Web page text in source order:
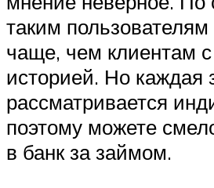
таким
чаще, чем клиентам
историей. Но каждая
рассматривается
поэтому можете
в банк за займом.